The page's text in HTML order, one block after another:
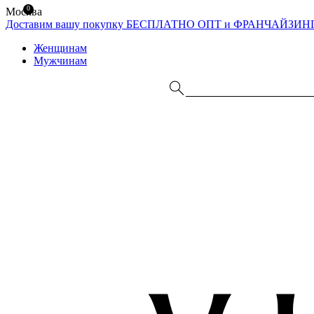
Москва
Доставим вашу покупку БЕСПЛАТНО ОПТ и
Женщинам
Мужчинам
0